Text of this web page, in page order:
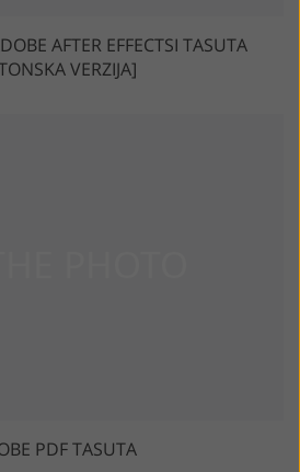
AFTER EFFECTSI TASUTA
VERZIJA]
PDF TASUTA